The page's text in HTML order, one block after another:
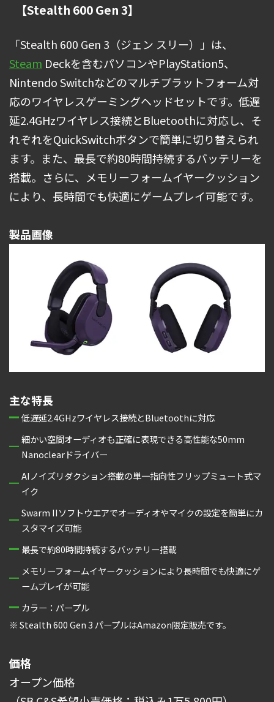
【Stealth 600 Gen 3】
「Stealth 600 Gen 3（ジェン スリー）」は、
Steam Deckを含むパソコンやPlayStation5、
Nintendo Switchなどのマルチプラットフォーム対
応のワイヤレスゲーミングヘッドセットです。低遅
延2.4GHzワイヤレス接続とBluetoothに対応し、そ
れぞれをQuickSwitchボタンで簡単に切り替えられ
ます。また、最長で約80時間持続するバッテリーを
搭載。さらに、メモリーフォームイヤークッション
により、長時間でも快適にゲームプレイ可能です。
製品画像
主な特長
低遅延2.4GHzワイヤレス接続とBluetoothに対応
細かい空間オーディオも正確に表現できる高性能な50mm
Nanoclearドライバー
AIノイズリダクション搭載の単一指向性フリップミュート式マ
イク
Swarm IIソフトウエアでオーディオやマイクの設定を簡単にカ
スタマイズ可能
最長で約80時間持続するバッテリー搭載
メモリーフォームイヤークッションにより長時間でも快適にゲ
ームプレイが可能
カラー：パープル
※ Stealth 600 Gen 3 パープルはAmazon限定販売です。
価格
オープン価格